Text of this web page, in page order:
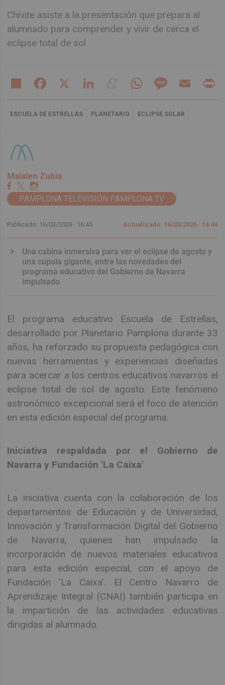
Chivite asiste a la presentación que prepara al
alumnado para comprender y vivir de cerca el
eclipse total de sol
Share Facebook LinkedIn MeneameWhatsAppMessageEmail
ESCUELA DE ESTRELLAS PLANETARIO ECLIPSE SOLAR
Maialen Zubia
PAMPLONA TELEVISIÓN PAMPLONA TV
Publicado: 16/03/2026 · 16:45 Actualizado: 16/03/2026 · 16:46
Una cabina inmersiva para ver el eclipse de agosto y
una cúpula gigante, entre las novedades del
programa educativo del Gobierno de Navarra
impulsado
El programa educativo Escuela de Estrellas,
desarrollado por Planetario Pamplona durante 33
años, ha reforzado su propuesta pedagógica con
nuevas herramientas y experiencias diseñadas
para acercar a los centros educativos navarros el
eclipse total de sol de agosto. Este fenómeno
astronómico excepcional será el foco de atención
en esta edición especial del programa.
Iniciativa respaldada por el Gobierno de
Navarra y Fundación 'La Caixa'
La iniciativa cuenta con la colaboración de los
departamentos de Educación y de Universidad,
Innovación y Transformación Digital del Gobierno
de Navarra, quienes han impulsado la
incorporación de nuevos materiales educativos
para esta edición especial, con el apoyo de
Fundación 'La Caixa'. El Centro Navarro de
Aprendizaje Integral (CNAI) también participa en
la impartición de las actividades educativas
dirigidas al alumnado.